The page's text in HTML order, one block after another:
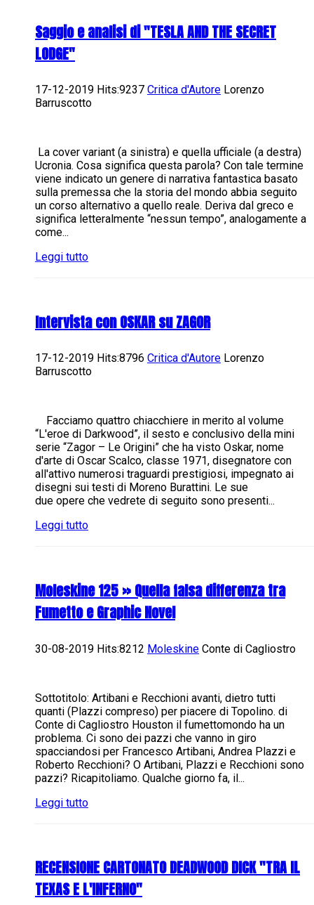
Saggio e analisi di "TESLA AND THE SECRET
LODGE"
17-12-2019 Hits:9237 Critica d'Autore Lorenzo
Barruscotto
La cover variant (a sinistra) e quella ufficiale (a destra)
Ucronia. Cosa significa questa parola? Con tale termine
viene indicato un genere di narrativa fantastica basato
sulla premessa che la storia del mondo abbia seguito
un corso alternativo a quello reale. Deriva dal greco e
significa letteralmente “nessun tempo”, analogamente a
come...
Leggi tutto
Intervista con OSKAR su ZAGOR
17-12-2019 Hits:8796 Critica d'Autore Lorenzo
Barruscotto
Facciamo quattro chiacchiere in merito al volume
“L'eroe di Darkwood”, il sesto e conclusivo della mini
serie “Zagor – Le Origini” che ha visto Oskar, nome
d'arte di Oscar Scalco, classe 1971, disegnatore con
all'attivo numerosi traguardi prestigiosi, impegnato ai
disegni sui testi di Moreno Burattini. Le sue
due opere che vedrete di seguito sono presenti...
Leggi tutto
Moleskine 125 » Quella falsa differenza tra
Fumetto e Graphic Novel
30-08-2019 Hits:8212 Moleskine Conte di Cagliostro
Sottotitolo: Artibani e Recchioni avanti, dietro tutti
quanti (Plazzi compreso) per piacere di Topolino. di
Conte di Cagliostro Houston il fumettomondo ha un
problema. Ci sono dei pazzi che vanno in giro
spacciandosi per Francesco Artibani, Andrea Plazzi e
Roberto Recchioni? O Artibani, Plazzi e Recchioni sono
pazzi? Ricapitoliamo. Qualche giorno fa, il...
Leggi tutto
RECENSIONE CARTONATO DEADWOOD DICK "TRA IL
TEXAS E L'INFERNO"